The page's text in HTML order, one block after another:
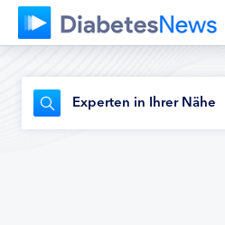
Experten in Ihrer Nähe